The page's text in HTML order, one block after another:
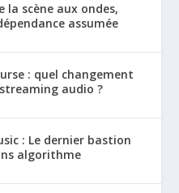
la scène aux ondes,
assumée
: quel changement
audio ?
: Le dernier bastion
algorithme